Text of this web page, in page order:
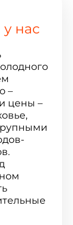
нас
–
цены –